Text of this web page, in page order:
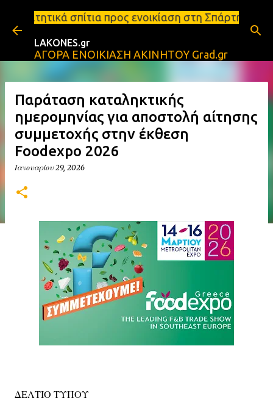
Μετάβαση στο κύριο περιεχόμενο
προς ενοικίαση στη Σπάρτη Ενοικιάσεις
LAKONES.gr
ΑΓΟΡΑ ΕΝΟΙΚΙΑΣΗ ΑΚΙΝΗΤΟΥ Grad.gr
Παράταση καταληκτικής
ημερομηνίας για αποστολή αίτησης
συμμετοχής στην έκθεση
Foodexpo 2026
Ιανουαρίου 29, 2026
ΔΕΛΤΙΟ ΤΥΠΟΥ